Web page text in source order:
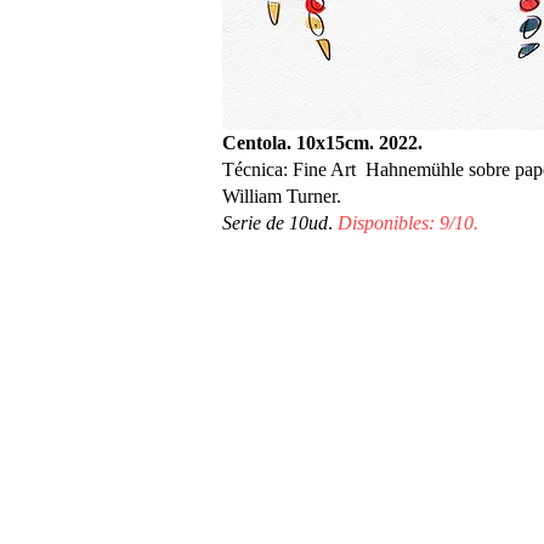
Centola. 10x15cm. 2022.
Técnica: Fine Art Hahnemühle sobre
William Turner.
Serie de 10ud. Disponibles: 9/10.